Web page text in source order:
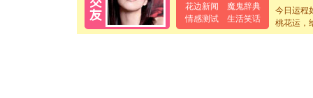
花边新闻
魔鬼辞典
情感测试
生活笑话
泣，这痛
卖了。水
[春节]风
今日运程
桃花运，